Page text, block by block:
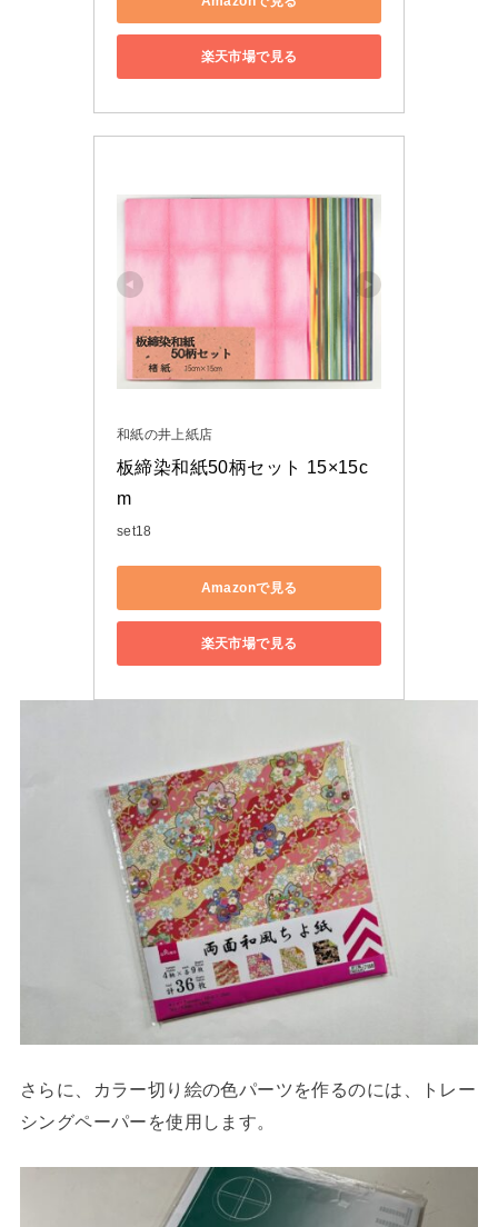
楽天市場で見る
和紙の井上紙店
板締染和紙50柄セット 15×15c
m
set18
Amazonで見る
楽天市場で見る
さらに、カラー切り絵の色パーツを作るのには、トレー
シングペーパーを使用します。